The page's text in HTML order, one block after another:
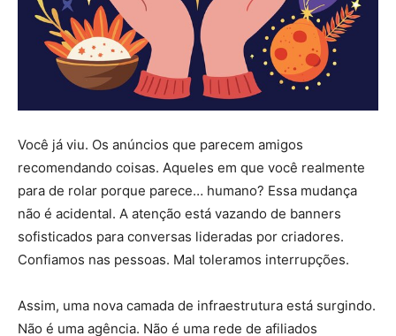
Você já viu. Os anúncios que parecem amigos
recomendando coisas. Aqueles em que você realmente
para de rolar porque parece… humano? Essa mudança
não é acidental. A atenção está vazando de banners
sofisticados para conversas lideradas por criadores.
Confiamos nas pessoas. Mal toleramos interrupções.
Assim, uma nova camada de infraestrutura está surgindo.
Não é uma agência. Não é uma rede de afiliados